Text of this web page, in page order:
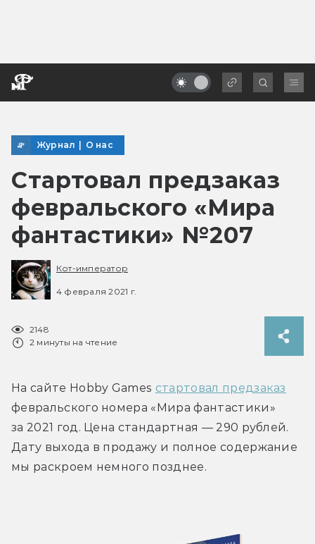
Журнал | О нас
Стартовал предзаказ
февральского «Мира
фантастики» №207
Кот-император
4 февраля 2021 г.
2148
2 минуты на чтение
На сайте Hobby Games стартовал предзаказ
февральского номера «Мира фантастики»
за 2021 год. Цена стандартная — 290 рублей.
Дату выхода в продажу и полное содержание
мы раскроем немного позднее.